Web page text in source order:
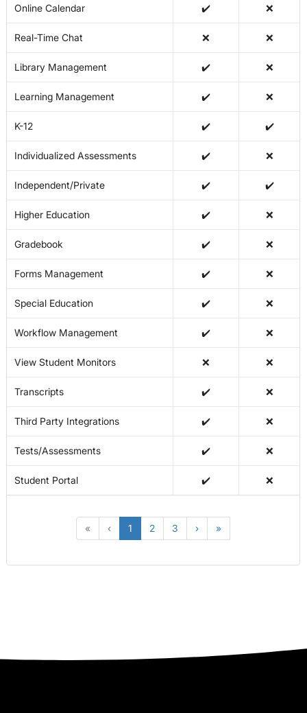
« ‹ 1 2 3 › »
Online Calendar ✔️ ❌
Real-Time Chat ❌ ❌
Library Management ✔️ ❌
Learning Management ✔️ ❌
K-12 ✔️ ✔️
Individualized Assessments ✔️ ❌
Independent/Private ✔️ ✔️
Higher Education ✔️ ❌
Gradebook ✔️ ❌
Forms Management ✔️ ❌
Special Education ✔️ ❌
Workflow Management ✔️ ❌
View Student Monitors ❌ ❌
Transcripts ✔️ ❌
Third Party Integrations ✔️ ❌
Tests/Assessments ✔️ ❌
Student Portal ✔️ ❌